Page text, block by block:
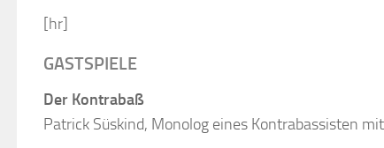
[hr]
GASTSPIELE
Der Kontrabaß
Patrick Süskind, Monolog eines Kontrabassisten